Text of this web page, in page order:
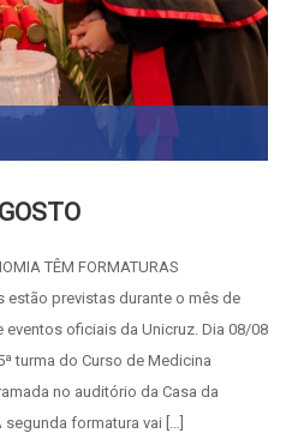
TÊM FORMATURAS
estão previstas durante o mês de
oficiais da Unicruz. Dia 08/08
turma do Curso de Medicina
no auditório da Casa da
segunda formatura vai […]